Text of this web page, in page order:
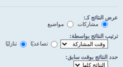
عرض النتائج كـ:
مشاركات
مواضيع
ترتيب النتائج بواسطة:
تصاعديًا
تنازليًا
حدد النتائج بوقت سابق: